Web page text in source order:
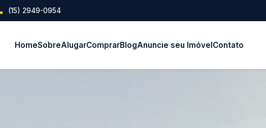
(15) 2949-0954
HomeSobreAlugarComprarBlogAnuncie seu ImóvelContato